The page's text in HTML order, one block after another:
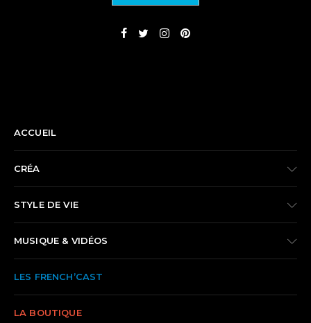
ACCUEIL
CRÉA
STYLE DE VIE
MUSIQUE & VIDÉOS
LES FRENCH’CAST
LA BOUTIQUE